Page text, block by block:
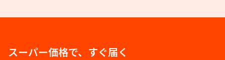
スーパー価格で、すぐ届く